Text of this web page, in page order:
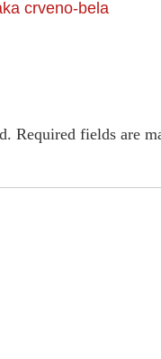
crveno-bela
Required fields are